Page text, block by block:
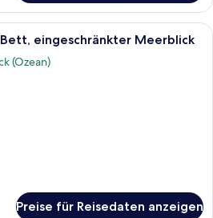
Ein Hotelbalkon mit Pool, Palmen
eingeschränkter Meerblick
(Ozean)
Preise für Reisedaten anzeigen